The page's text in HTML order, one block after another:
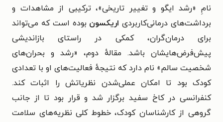
نامِ «رشد ایگو و تغییر تاریخی»، ترکیبی از مشاهدات و
برداشت‌های درمانی‌کاربردی اریکسون بوده است که می‌تواند
برای درمان‌گران، کمکی در راستای بازاندیشی
پیش‌فرض‌هایشان باشد. مقالهٔ دوم، «رشد و بحران‌های
شخصیت سالم» نام دارد که نتیجهٔ فعالیت‌های او با تعدادی
کودک بود تا امکان عملی‌شدن نظریاتش را اثبات کند.
کنفرانسی در کاخ سفید برگزار شد و قرار بود تا از جانب
گروهی از کارشناسان کودک، خطوط کلی نظریه‌های سلامت